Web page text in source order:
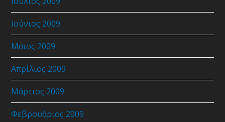
Ιούνιος 2009
Μάιος 2009
Απρίλιος 2009
Μάρτιος 2009
Φεβρουάριος 2009